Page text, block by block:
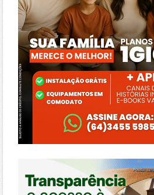
https://morrinhos.go.leg.br/